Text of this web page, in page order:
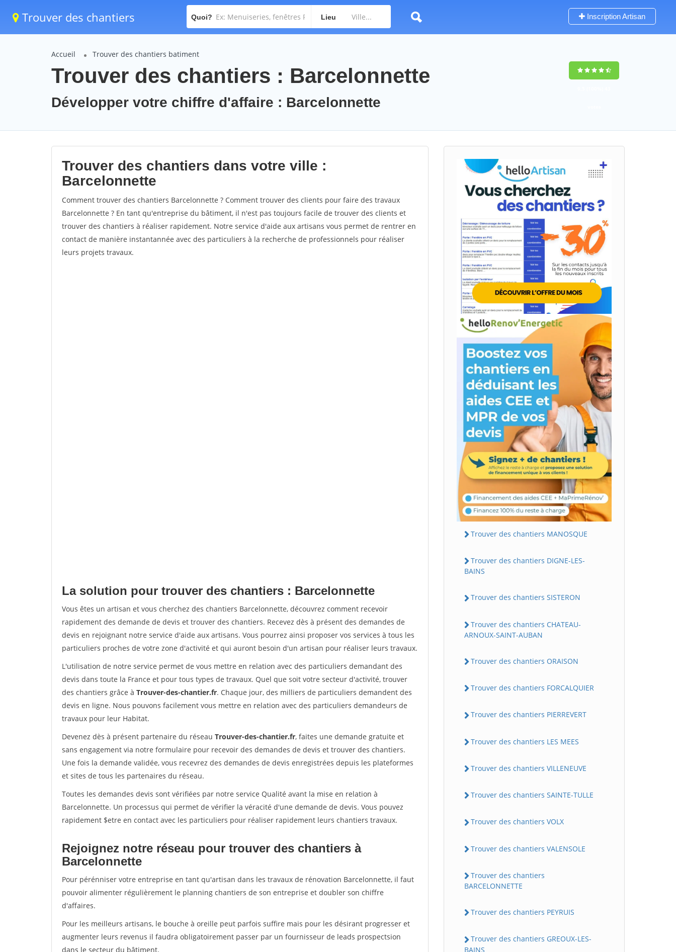
Trouver des chantiers Quoi? Lieu Inscription Artisan
Accueil Trouver des chantiers batiment
Trouver des chantiers : Barcelonnette
Développer votre chiffre d'affaire : Barcelonnette
Trouver des chantiers dans votre ville :
Barcelonnette
Comment trouver des chantiers Barcelonnette ? Comment trouver des clients pour faire des travaux
Barcelonnette ? En tant qu'entreprise du bâtiment, il n'est pas toujours facile de trouver des clients et
trouver des chantiers à réaliser rapidement. Notre service d'aide aux artisans vous permet de rentrer en
contact de manière instantannée avec des particuliers à la recherche de professionnels pour réaliser
leurs projets travaux.
La solution pour trouver des chantiers : Barcelonnette
Vous êtes un artisan et vous cherchez des chantiers Barcelonnette, découvrez comment recevoir
rapidement des demande de devis et trouver des chantiers. Recevez dès à présent des demandes de
devis en rejoignant notre service d'aide aux artisans. Vous pourrez ainsi proposer vos services à tous les
particuliers proches de votre zone d'activité et qui auront besoin d'un artisan pour réaliser leurs travaux.
L'utilisation de notre service permet de vous mettre en relation avec des particuliers demandant des
devis dans toute la France et pour tous types de travaux. Quel que soit votre secteur d'activité, trouver
des chantiers grâce à Trouver-des-chantier.fr. Chaque jour, des milliers de particuliers demandent des
devis en ligne. Nous pouvons facilement vous mettre en relation avec des particuliers demandeurs de
travaux pour leur Habitat.
Devenez dès à présent partenaire du réseau Trouver-des-chantier.fr, faites une demande gratuite et
sans engagement via notre formulaire pour recevoir des demandes de devis et trouver des chantiers.
Une fois la demande validée, vous recevrez des demandes de devis enregistrées depuis les plateformes
et sites de tous les partenaires du réseau.
Toutes les demandes devis sont vérifiées par notre service Qualité avant la mise en relation à
Barcelonnette. Un processus qui permet de vérifier la véracité d'une demande de devis. Vous pouvez
rapidement $etre en contact avec les particuliers pour réaliser rapidement leurs chantiers travaux.
Rejoignez notre réseau pour trouver des chantiers à
Barcelonnette
Pour pérénniser votre entreprise en tant qu'artisan dans les travaux de rénovation Barcelonnette, il faut
pouvoir alimenter régulièrement le planning chantiers de son entreprise et doubler son chiffre
d'affaires.
Pour les meilleurs artisans, le bouche à oreille peut parfois suffire mais pour les désirant progresser et
augmenter leurs revenus il faudra obligatoirement passer par un fournisseur de leads prospectsion
dans le secteur du bâtiment.
Trouver des chantiers MANOSQUE
Trouver des chantiers DIGNE-LES-
BAINS
Trouver des chantiers SISTERON
Trouver des chantiers CHATEAU-
ARNOUX-SAINT-AUBAN
Trouver des chantiers ORAISON
Trouver des chantiers FORCALQUIER
Trouver des chantiers PIERREVERT
Trouver des chantiers LES MEES
Trouver des chantiers VILLENEUVE
Trouver des chantiers SAINTE-TULLE
Trouver des chantiers VOLX
Trouver des chantiers VALENSOLE
Trouver des chantiers
BARCELONNETTE
Trouver des chantiers PEYRUIS
Trouver des chantiers GREOUX-LES-
BAINS